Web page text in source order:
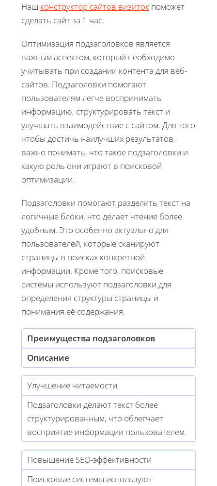
Наш конструктор сайтов визиток поможет
сделать сайт за 1 час.
Оптимизация подзаголовков является
важным аспектом, который необходимо
учитывать при создании контента для веб-
сайтов. Подзаголовки помогают
пользователям легче воспринимать
информацию, структурировать текст и
улучшать взаимодействие с сайтом. Для того
чтобы достичь наилучших результатов,
важно понимать, что такое подзаголовки и
какую роль они играют в поисковой
оптимизации.
Подзаголовки помогают разделить текст на
логичные блоки, что делает чтение более
удобным. Это особенно актуально для
пользователей, которые сканируют
страницы в поисках конкретной
информации. Кроме того, поисковые
системы используют подзаголовки для
определения структуры страницы и
понимания её содержания.
Преимущества подзаголовков
Описание
Улучшение читаемости
Подзаголовки делают текст более
структурированным, что облегчает
восприятие информации пользователем.
Повышение SEO-эффективности
Поисковые системы используют